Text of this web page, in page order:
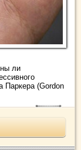
ли
Паркера (Gordon